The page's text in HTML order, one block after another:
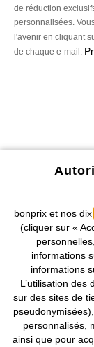
de réduction
personnalisées.
l'avenir en cliquant
de chaque e-mail.
Nos Moyens de
Nos Collections
bonprix et nos dix
(cliquer sur «
personnelles
informations
informations
L’utilisation des
sur des sites de
personnalisés,
ainsi que pour